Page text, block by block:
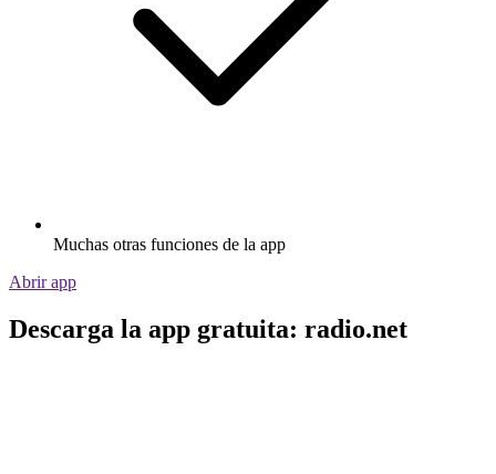
Muchas otras funciones de la app
Abrir app
Descarga la app gratuita: radio.net